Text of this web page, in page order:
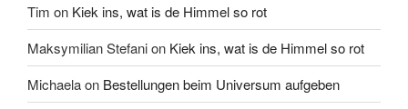
Tim on Kiek ins, wat is de Himmel so rot
Maksymilian Stefanion Kiek ins, wat is de Himmel so rot
Michaelaon Bestellungen beim Universum aufgeben